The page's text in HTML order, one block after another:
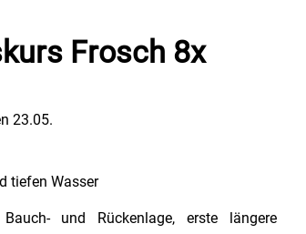
Frosch 8x
23.05.
tiefen Wasser
und Rückenlage, erste längere